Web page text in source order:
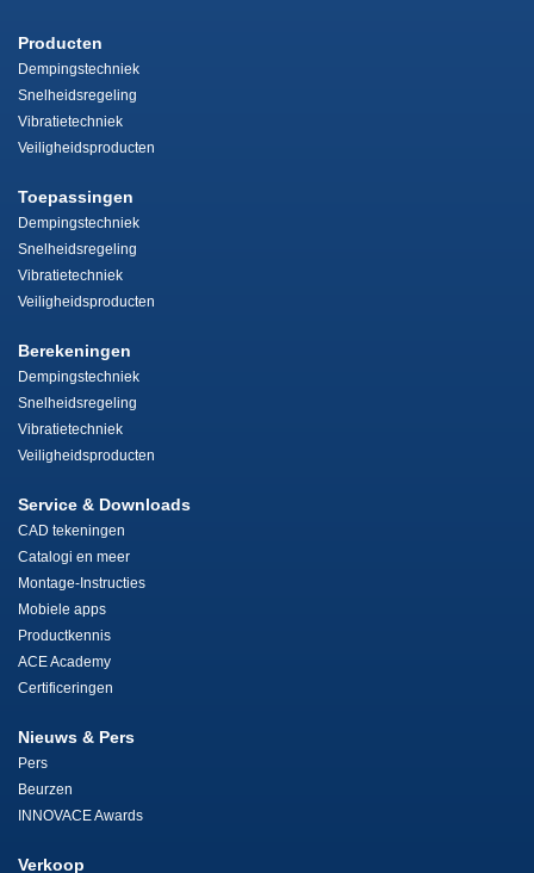
Producten
Dempingstechniek
Snelheidsregeling
Vibratietechniek
Veiligheidsproducten
Toepassingen
Dempingstechniek
Snelheidsregeling
Vibratietechniek
Veiligheidsproducten
Berekeningen
Dempingstechniek
Snelheidsregeling
Vibratietechniek
Veiligheidsproducten
Service & Downloads
CAD tekeningen
Catalogi en meer
Montage-Instructies
Mobiele apps
Productkennis
ACE Academy
Certificeringen
Nieuws & Pers
Pers
Beurzen
INNOVACE Awards
Verkoop